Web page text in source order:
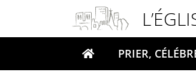
Votre recherche
PRIER,
Panneau de gestion des cookies